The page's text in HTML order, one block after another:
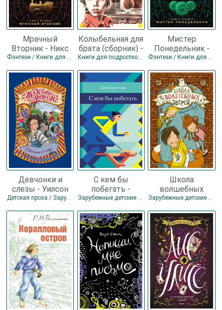
Мрачный
Вторник - Никс
Гарт
Фэнтези / Книги для подростков
Колыбельная для
брата (сборник) -
Крапивин
Петрович
Книги для подростков / Современная проза
Мистер
Понедельник -
Никс Гарт
Фэнтези / Книги для подростков
Девчонки и
слезы - Уилсон
Жаклин
Детская проза / Зарубежные детские книги / Книги для подростков
С кем бы
побегать -
Гроссман Давид
Зарубежные детские книги / Книги для подростков / Современная зарубежная литература
Школа
волшебных
зверей - Ауэр Зарубежные детские книги / Книги для подростков / Сказка